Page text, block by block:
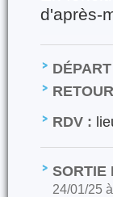
d'après-
RDV :
SORTIE
24/01/25